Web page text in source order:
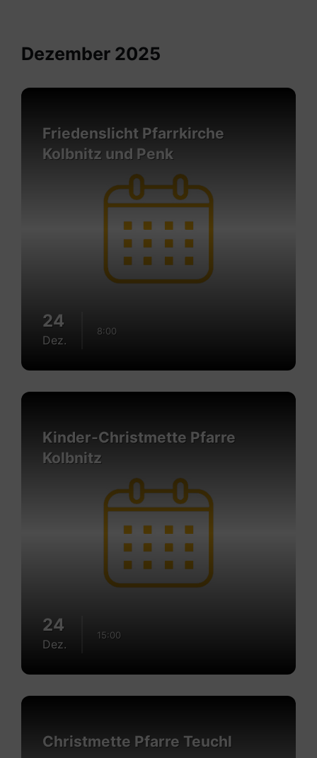
Dezember 2025
Friedenslicht Pfarrkirche
Kolbnitz und Penk
24
Dez.
8:00
Mehr
Kinder-Christmette Pfarre
Kolbnitz
24
Dez.
15:00
Mehr
Christmette Pfarre Teuchl
Mehr